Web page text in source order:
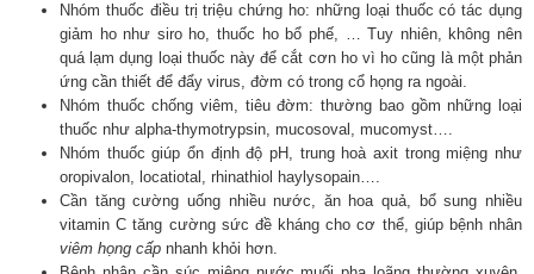
Nhóm thuốc điều trị triệu chứng ho: những loại thuốc có tác dụng
giảm ho như siro ho, thuốc ho bổ phế, … Tuy nhiên, không nên
quá lạm dụng loại thuốc này để cắt cơn ho vì ho cũng là một phản
ứng cần thiết để đẩy virus, đờm có trong cổ họng ra ngoài.
Nhóm thuốc chống viêm, tiêu đờm: thường bao gồm những loại
thuốc như alpha-thymotrypsin, mucosoval, mucomyst….
Nhóm thuốc giúp ổn định độ pH, trung hoà axit trong miệng như
oropivalon, locatiotal, rhinathiol haylysopain….
Cần tăng cường uống nhiều nước, ăn hoa quả, bổ sung nhiều
vitamin C tăng cường sức đề kháng cho cơ thể, giúp bệnh nhân
viêm họng cấp nhanh khỏi hơn.